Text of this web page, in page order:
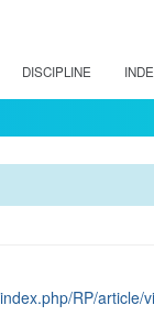
DISCIPLINE
RP/article/